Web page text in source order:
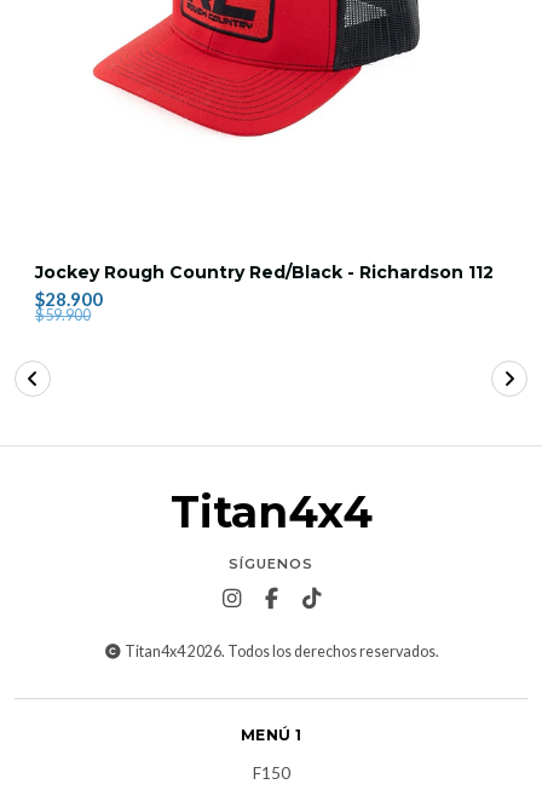
Jockey Rough Country Red/Black - Richardson 112
$28.900
$59.900
Titan4x4
SÍGUENOS
Titan4x4 2026. Todos los derechos reservados.
MENÚ 1
F150